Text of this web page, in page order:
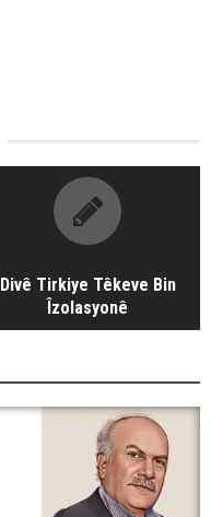
Divê Tirkiye Têkeve Bin
Îzolasyonê